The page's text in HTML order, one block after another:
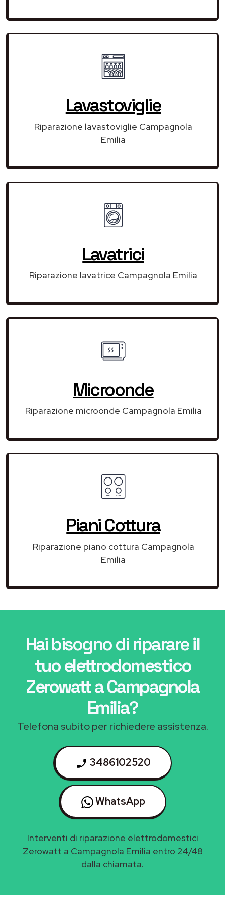
Lavastoviglie
Riparazione lavastoviglie Campagnola
Emilia
Lavatrici
Riparazione lavatrice Campagnola Emilia
Microonde
Riparazione microonde Campagnola Emilia
Piani Cottura
Riparazione piano cottura Campagnola
Emilia
Hai bisogno di riparareil
tuo elettrodomestico
Zerowatt a Campagnola
Emilia?
Telefona subito per richiedere assistenza.
3486102520
WhatsApp
Interventi di riparazione elettrodomestici
Zerowatt a Campagnola Emilia entro 24/48
dalla chiamata.